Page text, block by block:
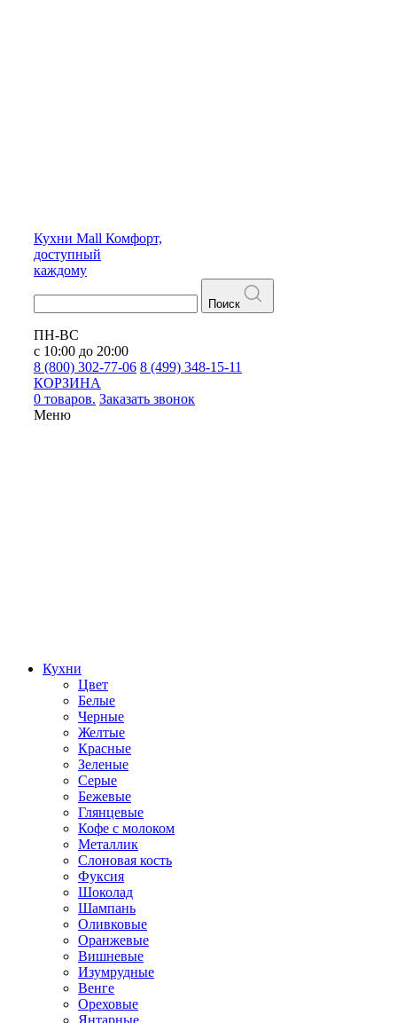
Кухни Mall Комфорт,
доступный
каждому
Поиск
ПН-ВС
с 10:00 до 20:00
8 (800) 302-77-06 8 (499) 348-15-11
КОРЗИНА
0 товаров. Заказать звонок
Меню
Кухни
Цвет
Белые
Черные
Желтые
Красные
Зеленые
Серые
Бежевые
Глянцевые
Кофе с молоком
Металлик
Слоновая кость
Фуксия
Шоколад
Шампань
Оливковые
Оранжевые
Вишневые
Изумрудные
Венге
Ореховые
Янтарные